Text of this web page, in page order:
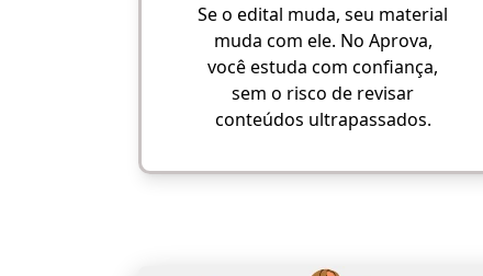
Se o edital muda, seu material
muda com ele. No Aprova,
você estuda com confiança,
sem o risco de revisar
conteúdos ultrapassados.